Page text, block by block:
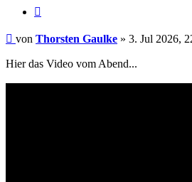
Beitrag
von Thorsten Gaulke » 3. Jul 2026,
Hier das Video vom Abend...